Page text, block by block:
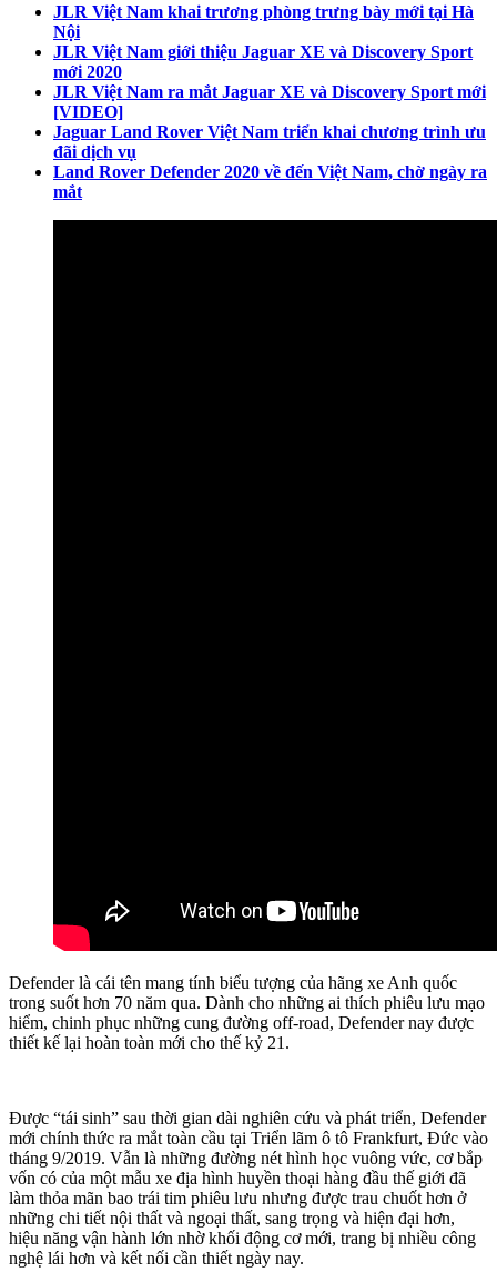
JLR Việt Nam khai trương phòng trưng bày mới tại Hà
Nội
JLR Việt Nam giới thiệu Jaguar XE và Discovery Sport
mới 2020
JLR Việt Nam ra mắt Jaguar XE và Discovery Sport mới
[VIDEO]
Jaguar Land Rover Việt Nam triển khai chương trình ưu
đãi dịch vụ
Land Rover Defender 2020 về đến Việt Nam, chờ ngày ra
mắt
Defender là cái tên mang tính biểu tượng của hãng xe Anh quốc
trong suốt hơn 70 năm qua. Dành cho những ai thích phiêu lưu mạo
hiểm, chinh phục những cung đường off-road, Defender nay được
thiết kế lại hoàn toàn mới cho thế kỷ 21.
Được “tái sinh” sau thời gian dài nghiên cứu và phát triển, Defender
mới chính thức ra mắt toàn cầu tại Triển lãm ô tô Frankfurt, Đức vào
tháng 9/2019. Vẫn là những đường nét hình học vuông vức, cơ bắp
vốn có của một mẫu xe địa hình huyền thoại hàng đầu thế giới đã
làm thỏa mãn bao trái tim phiêu lưu nhưng được trau chuốt hơn ở
những chi tiết nội thất và ngoại thất, sang trọng và hiện đại hơn,
hiệu năng vận hành lớn nhờ khối động cơ mới, trang bị nhiều công
nghệ lái hơn và kết nối cần thiết ngày nay.